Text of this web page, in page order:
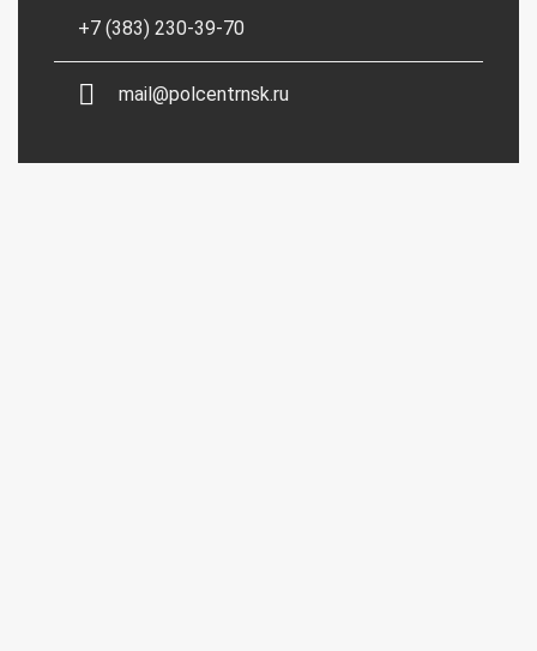
+7 (383) 230-39-70
mail@polcentrnsk.ru